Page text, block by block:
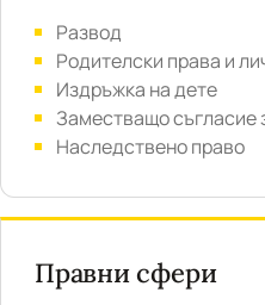
Развод
Родителски права и
Издръжка на дете
Заместващо съгласие
Наследствено право
Правни сфери